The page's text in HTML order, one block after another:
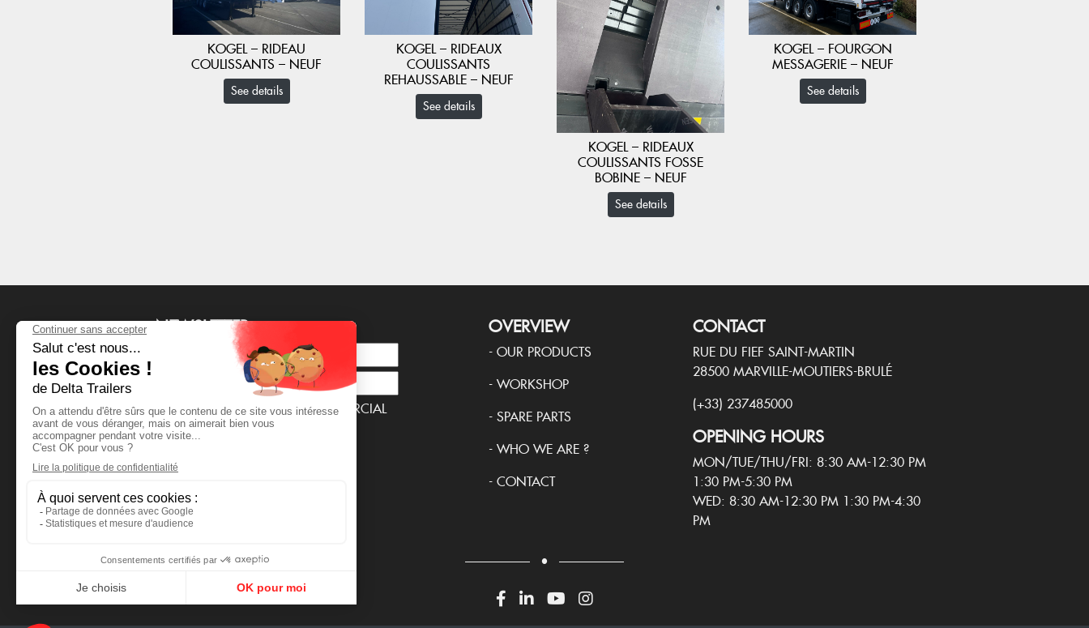
KOGEL – RIDEAU
COULISSANTS – NEUF
See details
KOGEL – RIDEAUX
COULISSANTS
REHAUSSABLE – NEUF
See details
KOGEL – RIDEAUX
COULISSANTS FOSSE
BOBINE – NEUF
See details
KOGEL – FOURGON
MESSAGERIE – NEUF
See details
NEWSLETTER
I AGREE TO RECEIVE COMMERCIAL
INFORMATIONS.
OVERVIEW
- OUR PRODUCTS
- WORKSHOP
- SPARE PARTS
- WHO WE ARE ?
- CONTACT
CONTACT
RUE DU FIEF SAINT-MARTIN
28500 MARVILLE-MOUTIERS-BRULÉ
(+33) 237485000
OPENING HOURS
MON/TUE/THU/FRI: 8:30 AM-12:30 PM
1:30 PM-5:30 PM
WED: 8:30 AM-12:30 PM 1:30 PM-4:30
PM
.